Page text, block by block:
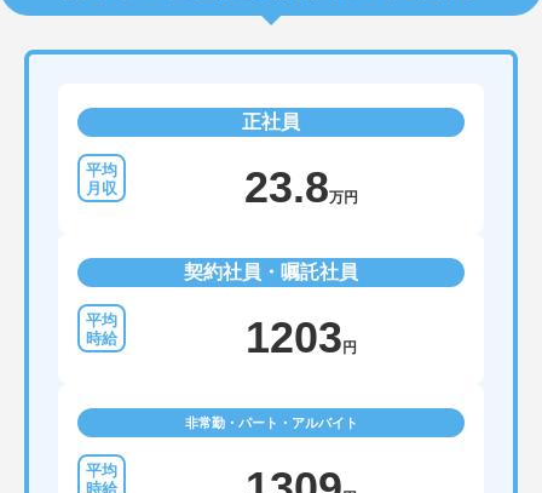
正社員
23.8万円
契約社員・嘱託社員
1203 円
非常勤・パート・アルバイト